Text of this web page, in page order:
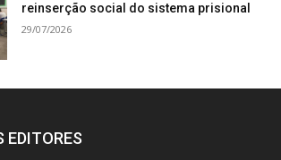
reinserção social do sistema prisional
29/07/2026
EDITORES